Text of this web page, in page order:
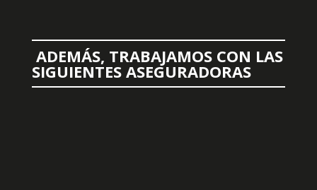
ADEMÁS, TRABAJAMOS CON LAS
SIGUIENTES ASEGURADORAS